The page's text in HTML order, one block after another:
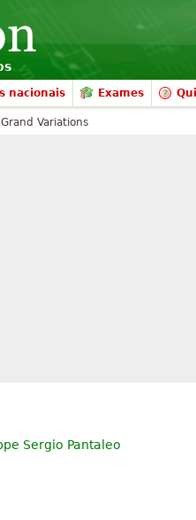
nacionais Exames
Sergio Pantaleo
Grand Variations